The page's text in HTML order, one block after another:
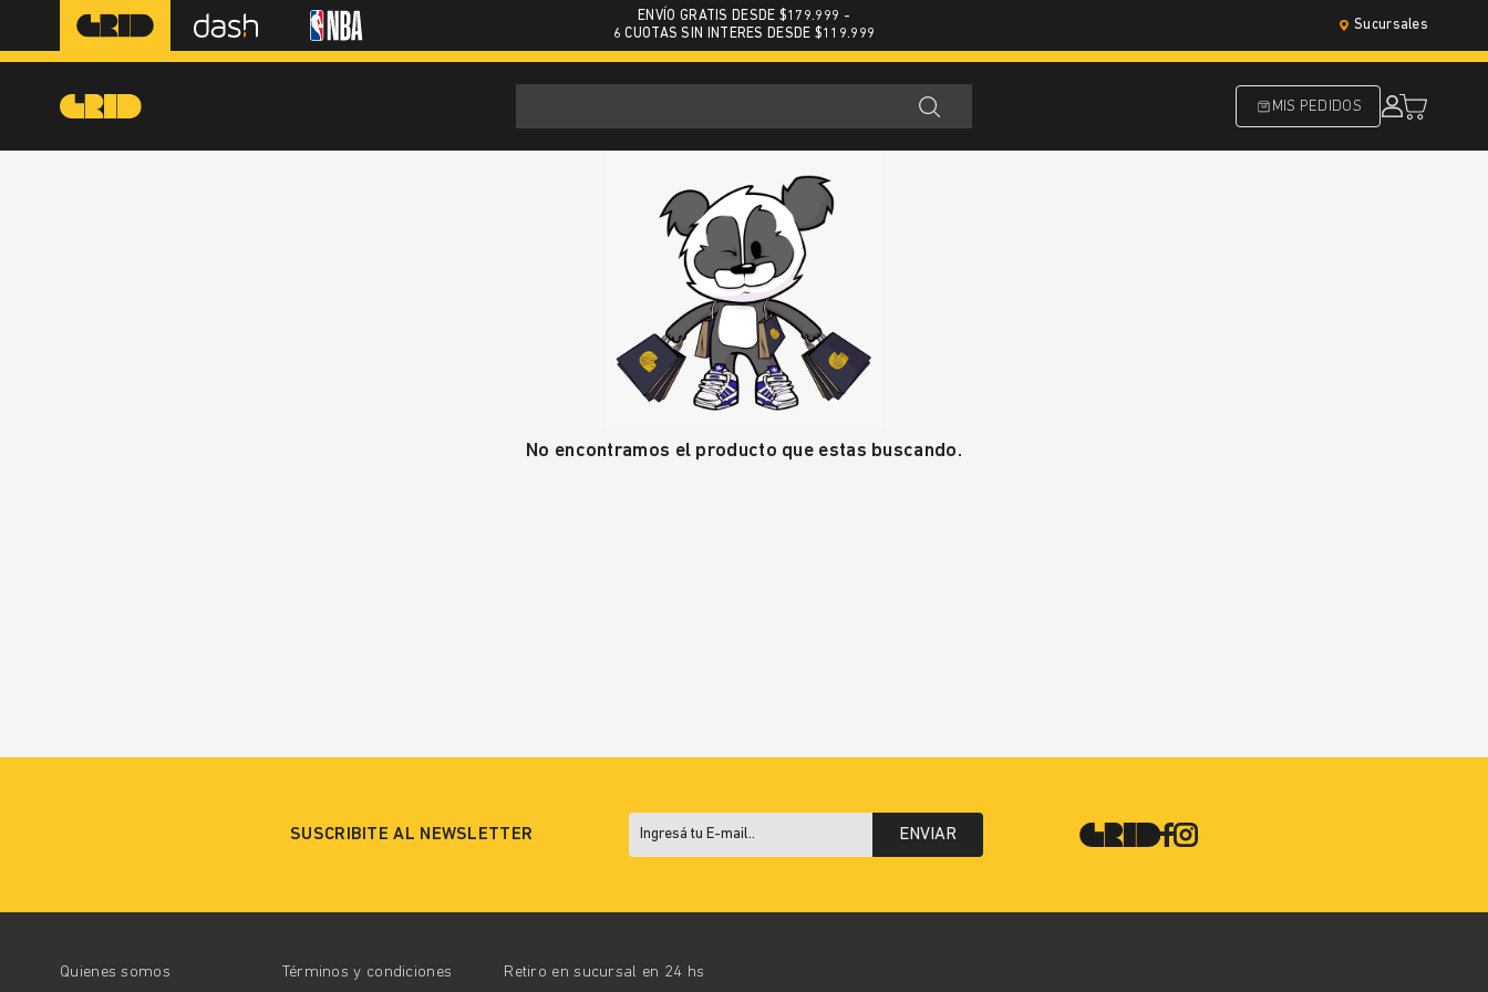
ENVÍO GRATIS DESDE $179.999 -
6 CUOTAS SIN INTERES DESDE $119.999
Sucursales
MIS PEDIDOS
No encontramos el producto que estas buscando.
SUSCRIBITE AL NEWSLETTER ENVIAR
Quienes somos Términos y condiciones Retiro en sucursal en 24 hs